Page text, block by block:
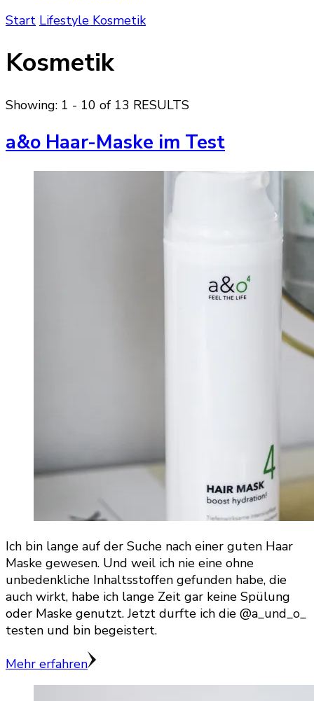
Start Lifestyle Kosmetik
Kosmetik
Showing: 1 - 10 of 13 RESULTS
a&o Haar-Maske im Test
Ich bin lange auf der Suche nach einer guten Haar
Maske gewesen. Und weil ich nie eine ohne
unbedenkliche Inhaltsstoffen gefunden habe, die
auch wirkt, habe ich lange Zeit gar keine Spülung
oder Maske genutzt. Jetzt durfte ich die @a_und_o_
testen und bin begeistert.
Mehr erfahren